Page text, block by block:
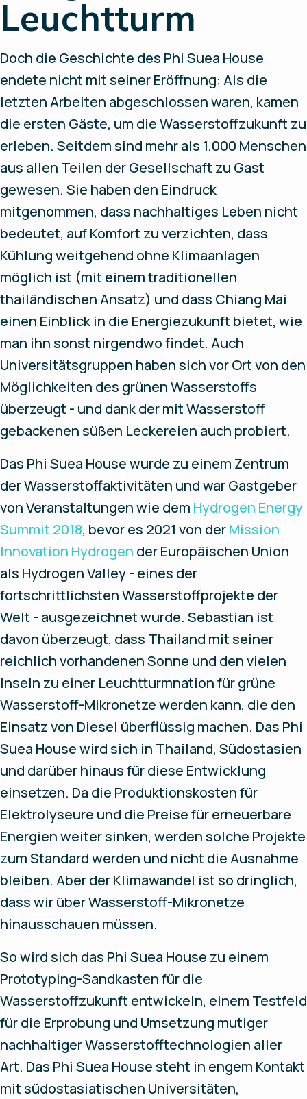
Leuchtturm
Doch die Geschichte des Phi Suea House
endete nicht mit seiner Eröffnung: Als die
letzten Arbeiten abgeschlossen waren, kamen
die ersten Gäste, um die Wasserstoffzukunft zu
erleben. Seitdem sind mehr als 1.000 Menschen
aus allen Teilen der Gesellschaft zu Gast
gewesen. Sie haben den Eindruck
mitgenommen, dass nachhaltiges Leben nicht
bedeutet, auf Komfort zu verzichten, dass
Kühlung weitgehend ohne Klimaanlagen
möglich ist (mit einem traditionellen
thailändischen Ansatz) und dass Chiang Mai
einen Einblick in die Energiezukunft bietet, wie
man ihn sonst nirgendwo findet. Auch
Universitätsgruppen haben sich vor Ort von den
Möglichkeiten des grünen Wasserstoffs
überzeugt - und dank der mit Wasserstoff
gebackenen süßen Leckereien auch probiert.
Das Phi Suea House wurde zu einem Zentrum
der Wasserstoffaktivitäten und war Gastgeber
von Veranstaltungen wie dem Hydrogen Energy
Summit 2018, bevor es 2021 von derMission
Innovation Hydrogen der Europäischen Union
als Hydrogen Valley - eines der
fortschrittlichsten Wasserstoffprojekte der
Welt - ausgezeichnet wurde. Sebastian ist
davon überzeugt, dass Thailand mit seiner
reichlich vorhandenen Sonne und den vielen
Inseln zu einer Leuchtturmnation für grüne
Wasserstoff-Mikronetze werden kann, die den
Einsatz von Diesel überflüssig machen. Das Phi
Suea House wird sich in Thailand, Südostasien
und darüber hinaus für diese Entwicklung
einsetzen. Da die Produktionskosten für
Elektrolyseure und die Preise für erneuerbare
Energien weiter sinken, werden solche Projekte
zum Standard werden und nicht die Ausnahme
bleiben. Aber der Klimawandel ist so dringlich,
dass wir über Wasserstoff-Mikronetze
hinausschauen müssen.
So wird sich das Phi Suea House zu einem
Prototyping-Sandkasten für die
Wasserstoffzukunft entwickeln, einem Testfeld
für die Erprobung und Umsetzung mutiger
nachhaltiger Wasserstofftechnologien aller
Art. Das Phi Suea House steht in engem Kontakt
mit südostasiatischen Universitäten,